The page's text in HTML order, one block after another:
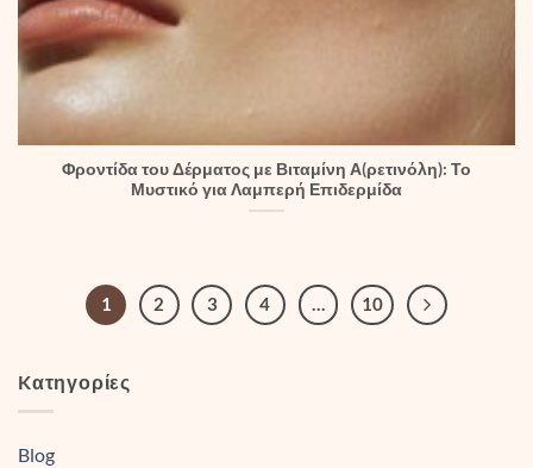
Φροντίδα του Δέρματος με Βιταμίνη Α(ρετινόλη): Το
Μυστικό για Λαμπερή Επιδερμίδα
1 2 3 4 … 10
Kατηγορίες
Blog